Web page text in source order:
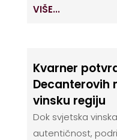
VIŠE...
Kvarner
Decanterovih
vinsku regiju
Dok svjetska
autentičnost,